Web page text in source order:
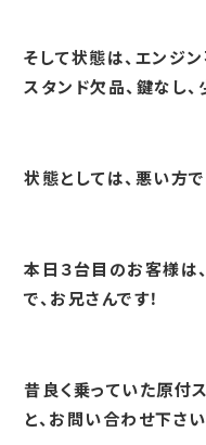
そして状態は、エンジン
スタンド欠品、鍵なし
状態としては、悪い方で
本日３台目のお客様は
で、お兄さんです！
昔良く乗っていた原付
と、お問い合わせ下さい